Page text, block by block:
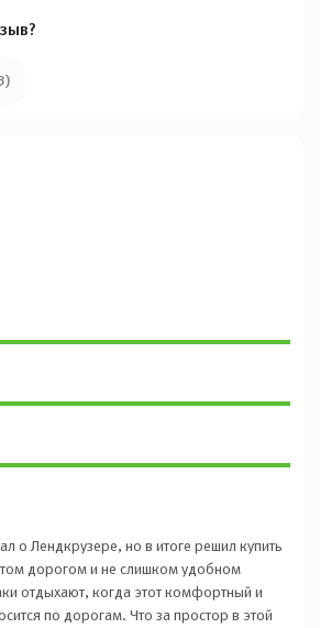
электрика от Делфи и Бош. Кузова
о Лендкрузере, но в итоге решил купить
дорогом и не слишком удобном
отдыхают, когда этот комфортный и
по дорогам. Что за простор в этой